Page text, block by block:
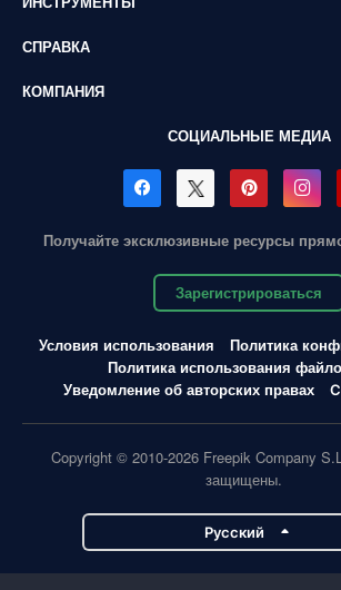
СПРАВКА
КОМПАНИЯ
СОЦИАЛЬНЫЕ МЕДИА
Получайте эксклюзивные ресурсы
Зарегистрироваться
Условия использования
Политика
Политика использования
Уведомление об авторских правах
Copyright © 2010-2026 Freepik Company
защищены.
Pусский